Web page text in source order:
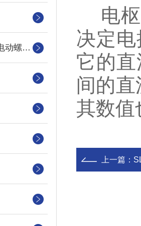
电批/电动起子/电动螺丝刀
电枢
决定
它的
间的
其数值
上一篇：